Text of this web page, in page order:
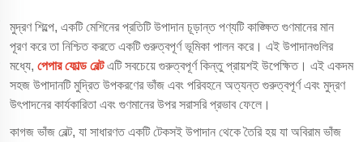
মুদ্রণ শিল্পে, একটি মেশিনের প্রতিটি উপাদান চূড়ান্ত পণ্যটি কাঙ্ক্ষিত গুণমানের মান
পূরণ করে তা নিশ্চিত করতে একটি গুরুত্বপূর্ণ ভূমিকা পালন করে। এই উপাদানগুলির
মধ্যে, পেপার ফোল্ড বেল্টএটি সবচেয়ে গুরুত্বপূর্ণ কিন্তু প্রায়শই উপেক্ষিত। এই একদম
সহজ উপাদানটি মুদ্রিত উপকরণের ভাঁজ এবং পরিবহনে অত্যন্ত গুরুত্বপূর্ণ এবং মুদ্রণ
উৎপাদনের কার্যকারিতা এবং গুণমানের উপর সরাসরি প্রভাব ফেলে।
কাগজ ভাঁজ বেল্ট, যা সাধারণত একটি টেকসই উপাদান থেকে তৈরি হয় যা অবিরাম ভাঁজ